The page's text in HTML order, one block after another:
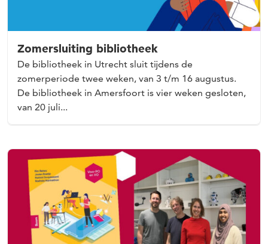
Zomersluiting bibliotheek
De bibliotheek in Utrecht sluit tijdens de
zomerperiode twee weken, van 3 t/m 16 augustus.
De bibliotheek in Amersfoort is vier weken gesloten,
van 20 juli...